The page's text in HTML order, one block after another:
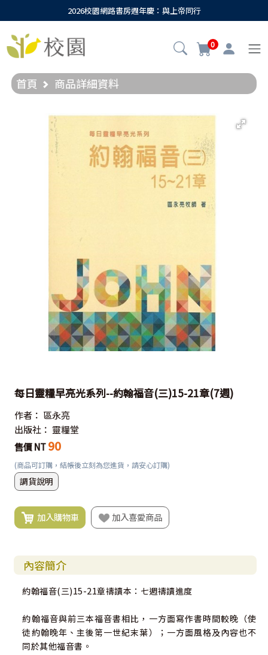
2026校園網路書房週年慶：與上帝同行
0
首頁 商品詳細資料
每日靈糧早亮光系列--約翰福音(三)15-21章(7週)
作者： 區永亮
出版社： 靈糧堂
售價 NT 90
(商品可訂購，結帳後立刻為您進貨，請安心訂購)
調貨說明
加入購物車 加入喜愛商品
內容簡介
約翰福音(三)15-21章禱讀本：七週禱讀進度
約翰福音與前三本福音書相比，一方面寫作書時間較晚（使
徒約翰晚年、主後第一世紀末葉）；一方面風格及內容也不
同於其他福音書。